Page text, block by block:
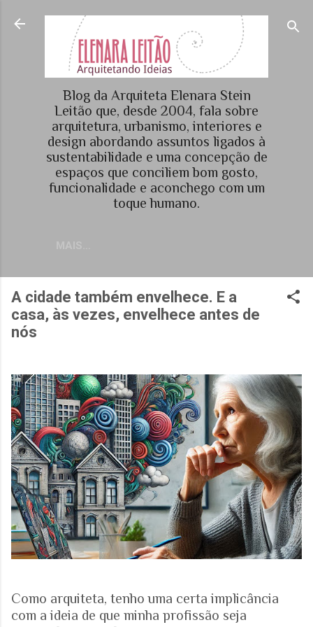
Pular para o conteúdo principal
Blog da Arquiteta Elenara Stein
Leitão que, desde 2004, fala sobre
arquitetura, urbanismo, interiores e
design abordando assuntos ligados à
sustentabilidade e uma concepção de
espaços que conciliem bom gosto,
funcionalidade e aconchego com um
toque humano.
A cidade também envelhece. E a
casa, às vezes, envelhece antes de
nós
Como arquiteta, tenho uma certa implicância
com a ideia de que minha profissão seja